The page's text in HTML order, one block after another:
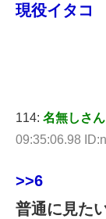
現役イタコ
114: 名無しさ
09:35:06.98
>>6
普通に見た